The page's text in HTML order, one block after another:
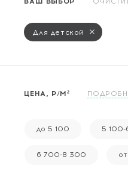
Массивная доска
Террасная доска
Отопительное
Бренды
Для детской
ЦЕНА, Р/М²
до 5 100 5
6 700-8 300